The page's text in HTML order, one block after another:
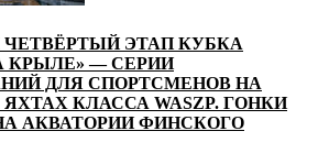
ЧЕТВЁРТЫЙ ЭТАП КУБКА
КРЫЛЕ» — СЕРИИ
ДЛЯ СПОРТСМЕНОВ НА
КЛАССА WASZP. ГОНКИ
АКВАТОРИИ ФИНСКОГО